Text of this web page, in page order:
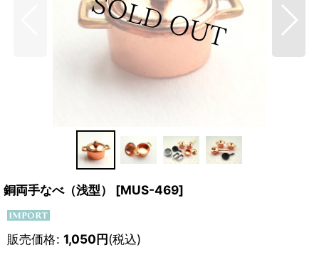
銅両手なべ（浅型） [MUS-469]
販売価格: 1,050円(税込)